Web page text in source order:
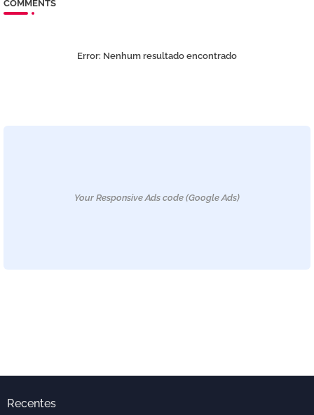
COMMENTS
Error: Nenhum resultado encontrado
Your Responsive Ads code (Google Ads)
Recentes